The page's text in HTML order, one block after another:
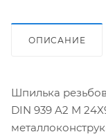
ОПИСАНИЕ
Шпилька
DIN 939 A2 M